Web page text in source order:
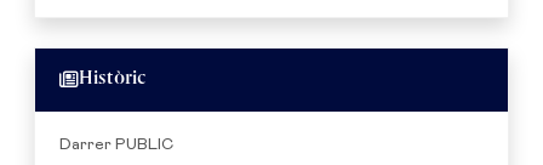
Històric
Darrer PUBLIC